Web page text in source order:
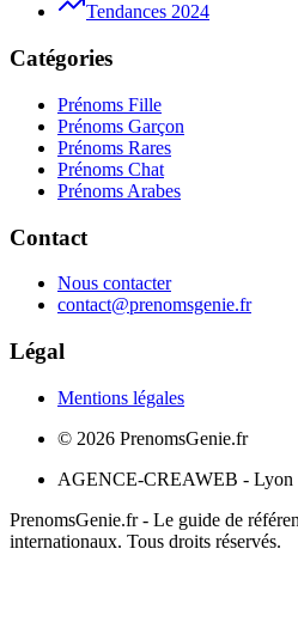
Tendances 2024
Catégories
Prénoms Fille
Prénoms Garçon
Prénoms Rares
Prénoms Chat
Prénoms Arabes
Contact
Nous contacter
contact@prenomsgenie.fr
Légal
Mentions légales
© 2026 PrenomsGenie.fr
AGENCE-CREAWEB - Lyon
PrenomsGenie.fr - Le guide de
internationaux. Tous droits réservés.